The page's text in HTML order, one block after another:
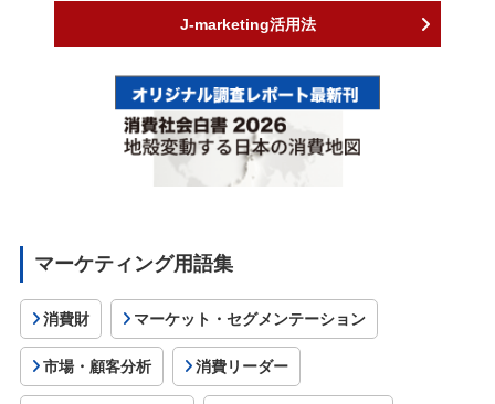
J-marketing活用法
マーケティング用語集
消費財 マーケット・セグメンテーション
市場・顧客分析 消費リーダー